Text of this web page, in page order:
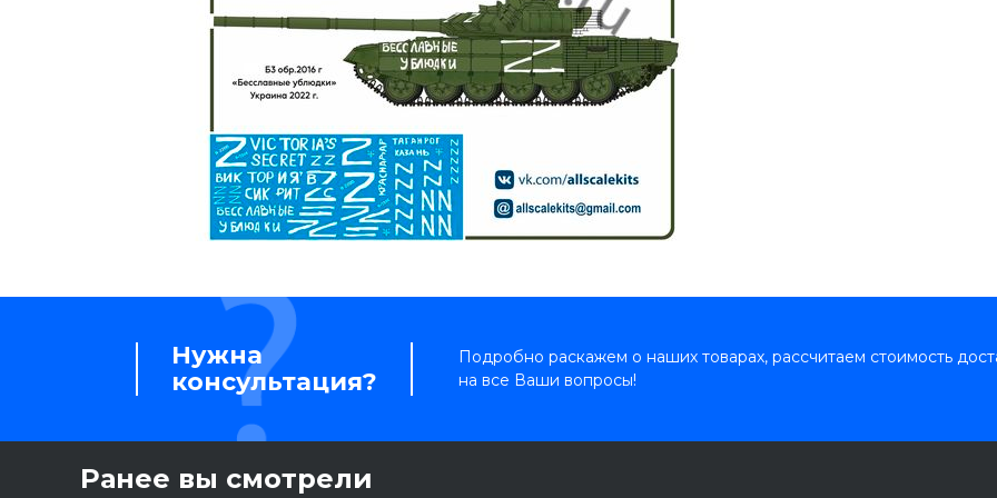
Нужна
консультация?
Подробно раскажем о наших товарах, рассчитаем стоимость
на все Ваши вопросы!
Ранее вы смотрели